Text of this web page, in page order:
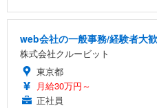
web会社の一般事務/経験者大
株式会社クルービット
東京都
月給30万円～
正社員